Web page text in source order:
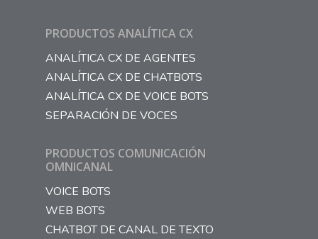
PRODUCTOS ANALÍTICA CX
ANALÍTICA CX DE AGENTES
ANALÍTICA CX DE CHATBOTS
ANALÍTICA CX DE VOICE BOTS
SEPARACIÓN DE VOCES
PRODUCTOS COMUNICACIÓN
OMNICANAL
VOICE BOTS
WEB BOTS
CHATBOT DE CANAL DE TEXTO